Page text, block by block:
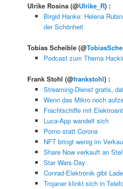
Ulrike Rosina(@Ulrike_R) :
Birgid Hanke: Helena
der Schönheit
Tobias Scheible(@
Podcast zum Thema
Frank Stohl(@frankstohl) :
Streaming-Dienst gratis,
Wenn das Mikro noch
Frachtschiffe mit
Luca-App wandelt sich
Porno statt Corona
NFT bringt wenig im
Share Now verkauft an
Star Wars-Day
Conrad-Elektronik gibt
Trojaner klinkt sich in